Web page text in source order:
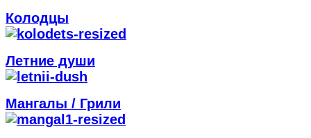
Колодцы
Летние души
Мангалы / Грили